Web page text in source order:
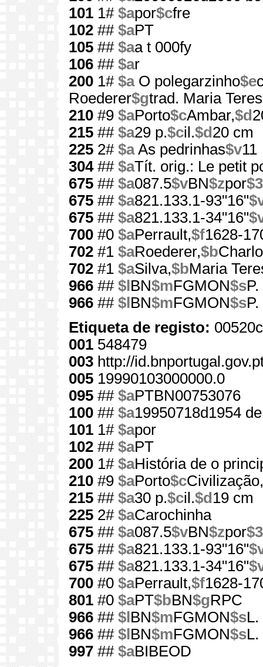
101 1# $apor$cfre
102 ## $aPT
105 ## $aa t 000fy
106 ## $ar
200 1# $aO polegarzinho$e
Roederer$gtrad. Maria
210 #9 $aPorto$cAmbar,$d
215 ## $a29 p.$cil.$d 20 cm
225 2# $aAs pedrinhas$v11
304## $aTít. orig.: Le petit
675 ## $a087.5$vBN$zpor$3
675 ## $a821.133.1-93"16"
675 ## $a821.133.1-34"16"
700 #0 $aPerrault,$f1628-
702 #1 $aRoederer,$b
702 #1 $aSilva,$bMaria
966 ## $l BN$mFGMON$s
966 ## $l BN$mFGMON$s
Etiqueta de registo:
001 548479
003 http://
005 19990103000000.0
095 ## $aPTBN00753076
100 ## $a19950718d1954
101 1# $apor
102 ## $aPT
200 1# $aHistória de o
210 #9 $aPorto$cCivilização,
215 ## $a30 p.$cil.$d 19 cm
225 2# $aCarochinha
675 ## $a087.5$vBN$zpor$3
675 ## $a821.133.1-93"16"
675 ## $a821.133.1-34"16"
700 #0 $aPerrault,$f1628-
801 #0 $aPT$bBN$gRPC
966 ## $l BN$mFGMON$sL.
966 ## $l BN$mFGMON$sL.
997 ## $aBIBEOD